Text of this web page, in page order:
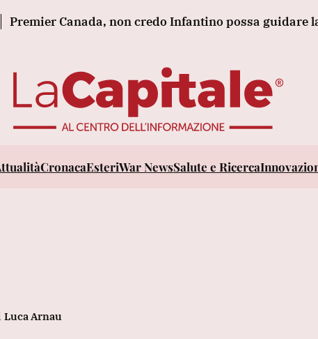
Canada, non credo Infantino possa guidare la Fifa
CronacaEsteriWar NewsSalute e Ricerca
Luca Arnau